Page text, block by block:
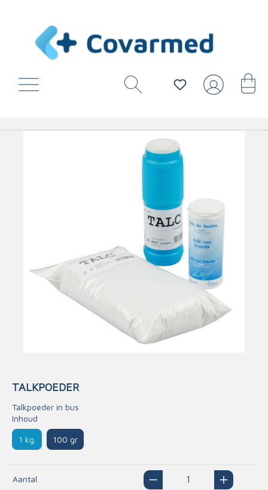
TALKPOEDER
Talkpoeder in bus
Inhoud
1 kg. 100 gr
Aantal